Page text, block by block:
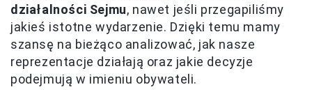
działalności Sejmu, nawet jeśli przegapiliśmy
jakieś istotne wydarzenie. Dzięki temu mamy
szansę na bieżąco analizować, jak nasze
reprezentacje działają oraz jakie decyzje
podejmują w imieniu obywateli.